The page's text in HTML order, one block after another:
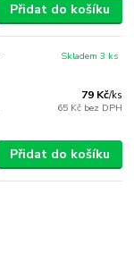
Přidat do košíku
79 Kč/ks
65 Kč bez DPH
Skladem 3 ks
Přidat do košíku